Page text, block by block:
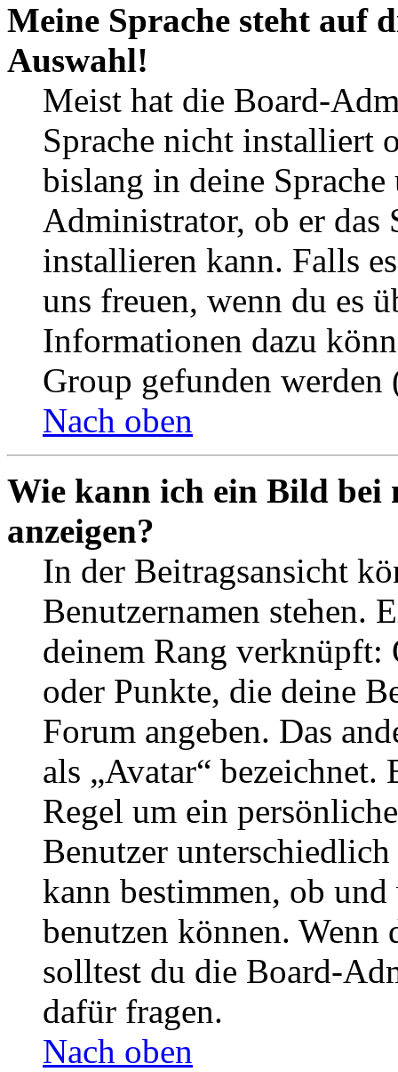
Meine Sprache steht auf
Auswahl!
Meist hat die Board-
Sprache nicht installiert
bislang in deine
Administrator, ob er das
installieren kann. Falls
uns freuen, wenn du es
Informationen dazu
Group gefunden
Nach oben
Wie kann ich ein Bild bei
anzeigen?
In der Beitragsansicht
Benutzernamen stehen.
deinem Rang verknüpft:
oder Punkte, die deine
Forum angeben. Das
als „Avatar“
Regel um ein
Benutzer
kann bestimmen, ob
benutzen können. Wenn
solltest du die Board-
dafür fragen.
Nach oben